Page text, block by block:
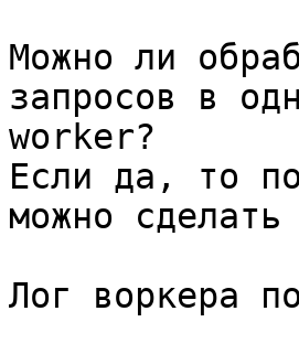
Можно ли
запросов в
worker?
Если да, то
можно сделать
Лог воркера